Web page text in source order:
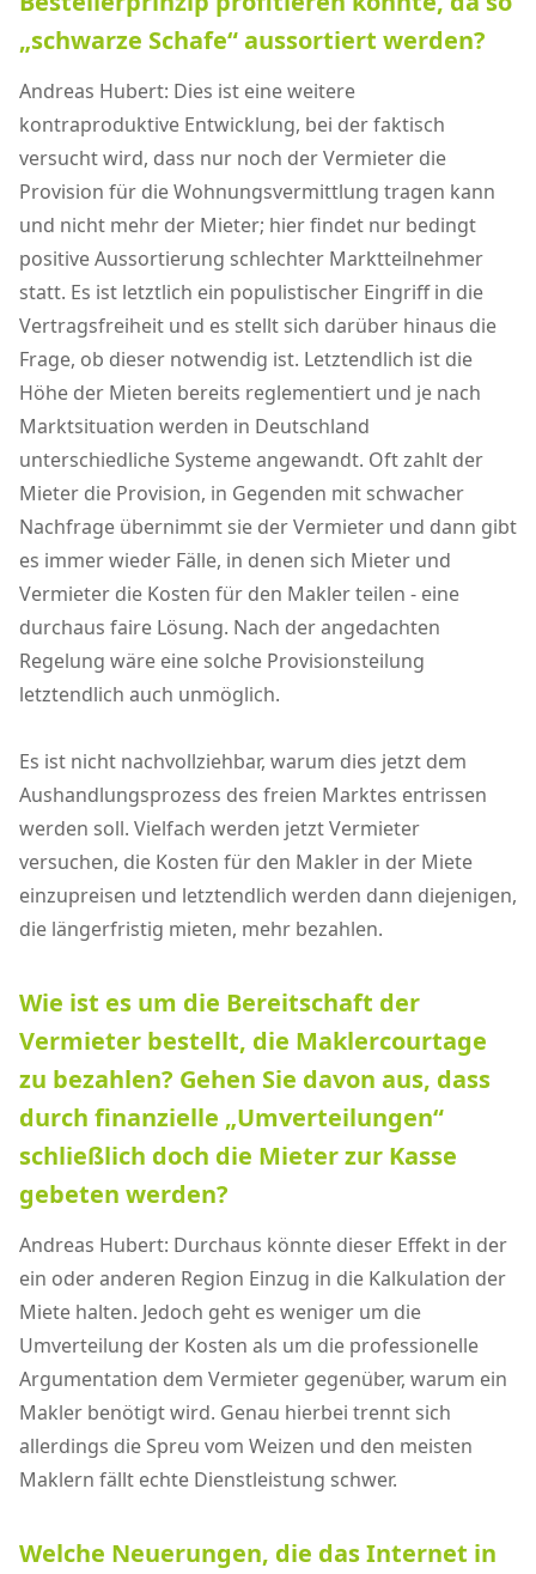
„schwarze Schafe“ aussortiert werden?
Andreas Hubert: Dies ist eine weitere
kontraproduktive Entwicklung, bei der faktisch
versucht wird, dass nur noch der Vermieter die
Provision für die Wohnungsvermittlung tragen kann
und nicht mehr der Mieter; hier findet nur bedingt
positive Aussortierung schlechter Marktteilnehmer
statt. Es ist letztlich ein populistischer Eingriff in die
Vertragsfreiheit und es stellt sich darüber hinaus die
Frage, ob dieser notwendig ist. Letztendlich ist die
Höhe der Mieten bereits reglementiert und je nach
Marktsituation werden in Deutschland
unterschiedliche Systeme angewandt. Oft zahlt der
Mieter die Provision, in Gegenden mit schwacher
Nachfrage übernimmt sie der Vermieter und dann gibt
es immer wieder Fälle, in denen sich Mieter und
Vermieter die Kosten für den Makler teilen - eine
durchaus faire Lösung. Nach der angedachten
Regelung wäre eine solche Provisionsteilung
letztendlich auch unmöglich.
Es ist nicht nachvollziehbar, warum dies jetzt dem
Aushandlungsprozess des freien Marktes entrissen
werden soll. Vielfach werden jetzt Vermieter
versuchen, die Kosten für den Makler in der Miete
einzupreisen und letztendlich werden dann diejenigen,
die längerfristig mieten, mehr bezahlen.
Wie ist es um die Bereitschaft der
Vermieter bestellt, die Maklercourtage
zu bezahlen? Gehen Sie davon aus, dass
durch finanzielle „Umverteilungen“
schließlich doch die Mieter zur Kasse
gebeten werden?
Andreas Hubert: Durchaus könnte dieser Effekt in der
ein oder anderen Region Einzug in die Kalkulation der
Miete halten. Jedoch geht es weniger um die
Umverteilung der Kosten als um die professionelle
Argumentation dem Vermieter gegenüber, warum ein
Makler benötigt wird. Genau hierbei trennt sich
allerdings die Spreu vom Weizen und den meisten
Maklern fällt echte Dienstleistung schwer.
Welche Neuerungen, die das Internet in